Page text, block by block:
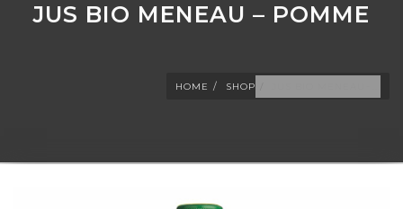
JUS BIO MENEAU – POMME
HOME SHOP